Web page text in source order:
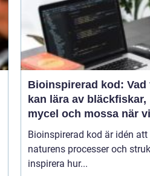
Bioinspirerad kod: Vad
kan lära av bläckfiskar,
mycel och mossa när vi
bygger nya system
Bioinspirerad kod är idén
naturens processer och
inspirera hur...